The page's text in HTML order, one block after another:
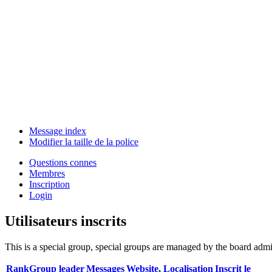
Message index
Modifier la taille de la police
Questions connes
Membres
Inscription
Login
Utilisateurs inscrits
This is a special group, special groups are managed by the board
RankGroup leaderMessagesWebsite, Localisation Inscrit le